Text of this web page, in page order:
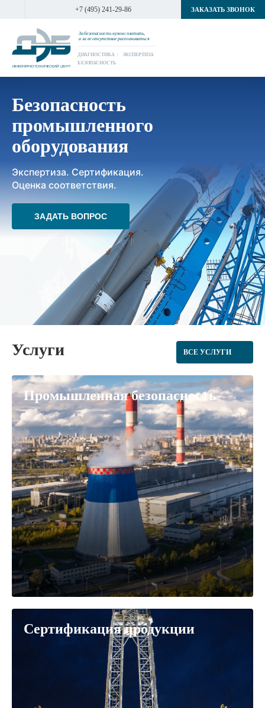
+7 (495) 241-29-86 ЗАКАЗАТЬ ЗВОНОК
За безопасность нужно платить,
а за ее отсутствие расплачиваться
ДИАГНОСТИКА ЭКСПЕРТИЗА
БЕЗОПАСНОСТЬ
Безопасность
промышленного
оборудования
Экспертиза. Сертификация.
Оценка соответствия.
ЗАДАТЬ ВОПРОС
Услуги ВСЕ УСЛУГИ
Промышленная безопасность
Сертификация продукции